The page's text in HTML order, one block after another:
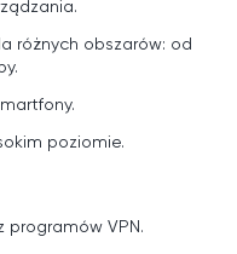
różnych obszarów: od
poziomie.
programów VPN.